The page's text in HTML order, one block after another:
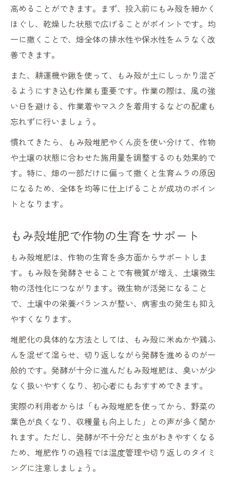
高めることができます。まず、投入前にもみ殻を細かく
ほぐし、乾燥した状態で広げることがポイントです。均
一に撒くことで、畑全体の排水性や保水性をムラなく改
善できます。
また、耕運機や鍬を使って、もみ殻が土にしっかり混ざ
るようにすき込む作業も重要です。作業の際は、風の強
い日を避ける、作業着やマスクを着用するなどの配慮も
忘れずに行いましょう。
慣れてきたら、もみ殻堆肥やくん炭を使い分けて、作物
や土壌の状態に合わせた施用量を調整するのも効果的で
す。特に、畑の一部だけに偏って撒くと生育ムラの原因
になるため、全体を均等に仕上げることが成功のポイン
トとなります。
もみ殻堆肥で作物の生育をサポート
もみ殻堆肥は、作物の生育を多方面からサポートしま
す。もみ殻を発酵させることで有機質が増え、土壌微生
物の活性化につながります。微生物が活発になること
で、土壌中の栄養バランスが整い、病害虫の発生も抑え
やすくなります。
堆肥化の具体的な方法としては、もみ殻に米ぬかや鶏ふ
んを混ぜて湿らせ、切り返しながら発酵を進めるのが一
般的です。発酵が十分に進んだもみ殻堆肥は、臭いが少
なく扱いやすくなり、初心者にもおすすめできます。
実際の利用者からは「もみ殻堆肥を使ってから、野菜の
葉色が良くなり、収穫量も向上した」との声が多く聞か
れます。ただし、発酵が不十分だと虫がわきやすくなる
ため、堆肥作りの過程では温度管理や切り返しのタイミ
ングに注意しましょう。